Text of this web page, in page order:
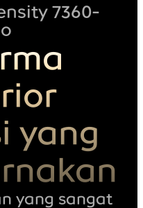
7360-
yang
yang sangat